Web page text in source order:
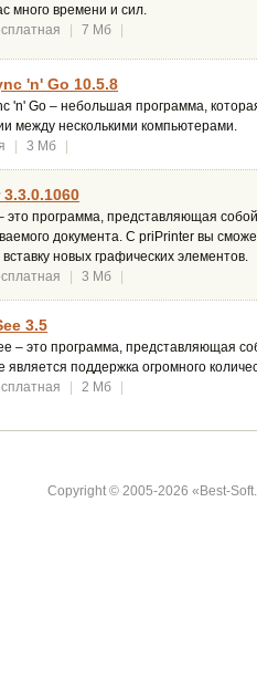
много времени и сил.
| 7 Мб |
'n' Go 10.5.8
'n' Go – небольшая программа,
между несколькими компьютерами.
| 3 Мб |
это программа, представляющая
документа. С priPrinter вы
новых графических элементов.
| 3 Мб |
3.5
– это программа, представляющая
является поддержка огромного
| 2 Мб |
Copyright © 2005-2026 «Best-